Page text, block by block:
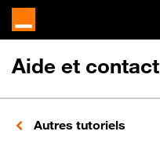
Aide et contact
Autres tutoriels